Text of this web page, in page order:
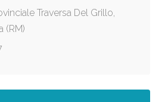
Traversa Del Grillo,
(RM)